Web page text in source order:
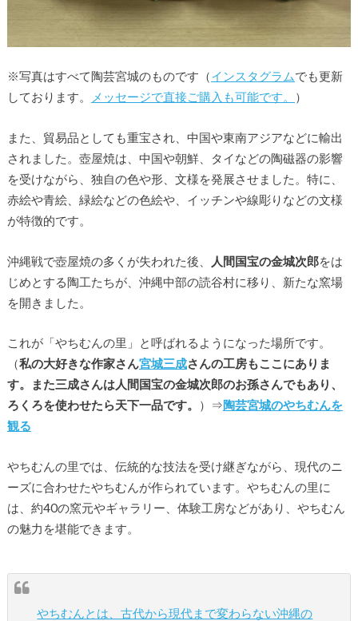
※写真はすべて陶芸宮城のものです（インスタグラムでも更新
しております。
メッセージで直接ご購入も可能です。 ）
また、貿易品としても重宝され、中国や東南アジアなどに輸出
されました。壺屋焼は、中国や朝鮮、タイなどの陶磁器の影響
を受けながら、独自の色や形、文様を発展させました。特に、
赤絵や青絵、緑絵などの色絵や、イッチンや線彫りなどの文様
が特徴的です。
沖縄戦で壺屋焼の多くが失われた後、 人間国宝の金城次郎をは
じめとする陶工たちが、沖縄中部の読谷村に移り、新たな窯場
を開きました。
これが「やちむんの里」と呼ばれるようになった場所です。
（私の大好きな作家さん宮城三成さんの工房もここにありま
す。また三成さんは人間国宝の金城次郎のお孫さんでもあり、
ろくろを使わせたら天下一品です。
）⇒陶芸宮城のやちむんを
観る
やちむんの里では、伝統的な技法を受け継ぎながら、現代のニ
ーズに合わせたやちむんが作られています。やちむんの里に
は、約40の窯元やギャラリー、体験工房などがあり、やちむん
の魅力を堪能できます。
やちむんとは、古代から現代まで変わらない沖縄の